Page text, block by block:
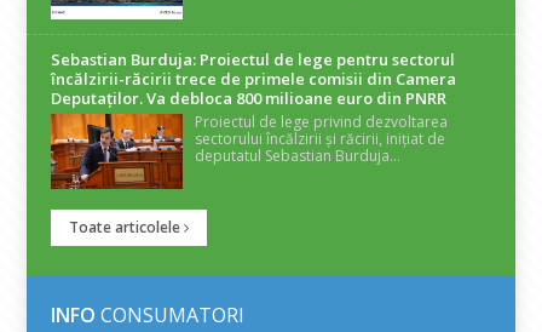
Sebastian Burduja: Proiectul de lege pentru sectorul
încălzirii-răcirii trece de primele comisii din Camera
Deputaților. Va debloca 800 milioane euro din PNRR
Proiectul de lege privind dezvoltarea
sectorului încălzirii și răcirii, inițiat de
deputatul Sebastian Burduja...
Toate articolele
INFO CONSUMATORI